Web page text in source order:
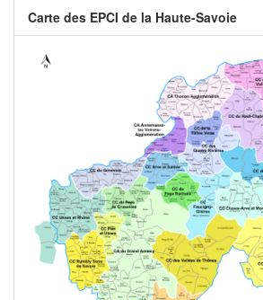
Carte des EPCI de la Haute-Savoie